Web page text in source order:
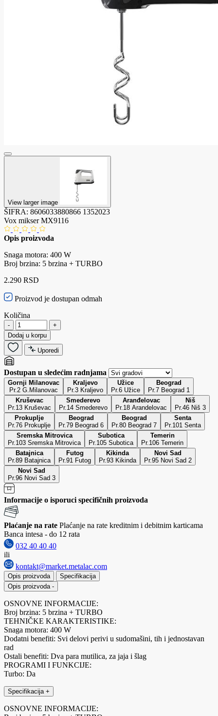
View larger image
ŠIFRA: 8606033880866 1352023
Vox mikser MX9116
Opis proizvoda
Snaga motora: 400 W
Broj brzina: 5 brzina + TURBO
2.290 RSD
Proizvod je dostupan odmah
Količina
-
+
Dodaj u korpu
Uporedi
Dostupan u sledećim radnjama
Gornji Milanovac
Pr.2 G.Milanovac
Kraljevo
Pr.3 Kraljevo
Užice
Pr.6 Užice
Beograd
Pr.7 Beograd 1
Kruševac
Pr.13 Kruševac
Smederevo
Pr.14 Smederevo
Aranđelovac
Pr.18 Arandelovac
Niš
Pr.46 Niš 3
Prokuplje
Pr.76 Prokuplje
Beograd
Pr.79 Beograd 6
Beograd
Pr.80 Beograd 7
Senta
Pr.101 Senta
Sremska Mitrovica
Pr.103 Sremska Mitrovica
Subotica
Pr.105 Subotica
Temerin
Pr.106 Temerin
Batajnica
Pr.89 Batajnica
Futog
Pr.91 Futog
Kikinda
Pr.93 Kikinda
Novi Sad
Pr.95 Novi Sad 2
Novi Sad
Pr.96 Novi Sad 3
Informacije o isporuci specifičnih proizvoda
Plaćanje na rate Plaćanje na rate kreditnim i debitnim karticama
Banca intesa - do 12 rata
032 40 40 40
ili
kontakt@market.metalac.com
Opis proizvoda
Specifikacija
Opis proizvoda -
OSNOVNE INFORMACIJE:
Broj brzina: 5 brzina + TURBO
TEHNIČKE KARAKTERISTIKE:
Snaga motora: 400 W
Dodatni benefiti: Svi delovi perivi u sudomašini, tih i jednostavan
rad
Ostali benefiti: Dva para mutilica, za jaja i šlag
PROGRAMI I FUNKCIJE:
Turbo: Da
Specifikacija +
OSNOVNE INFORMACIJE: